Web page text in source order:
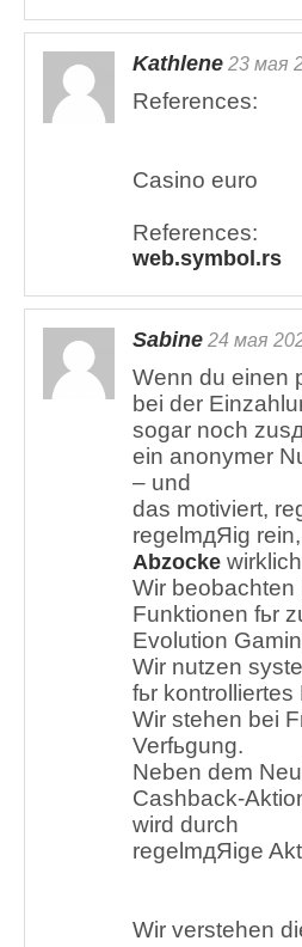
Kathlene 23 мая
References:
Casino euro
References:
web.symbol.rs
Sabine 24 мая
Wenn du einen
bei der
sogar noch
ein anonymer
– und
das motiviert,
regelmдЯig rein,
Abzocke
Wir
Funktionen fьr
Evolution
Wir nutzen
fьr
Wir stehen bei
Verfьgung.
Neben dem
Cashback-
wird durch
regelmдЯige
Wir verstehen